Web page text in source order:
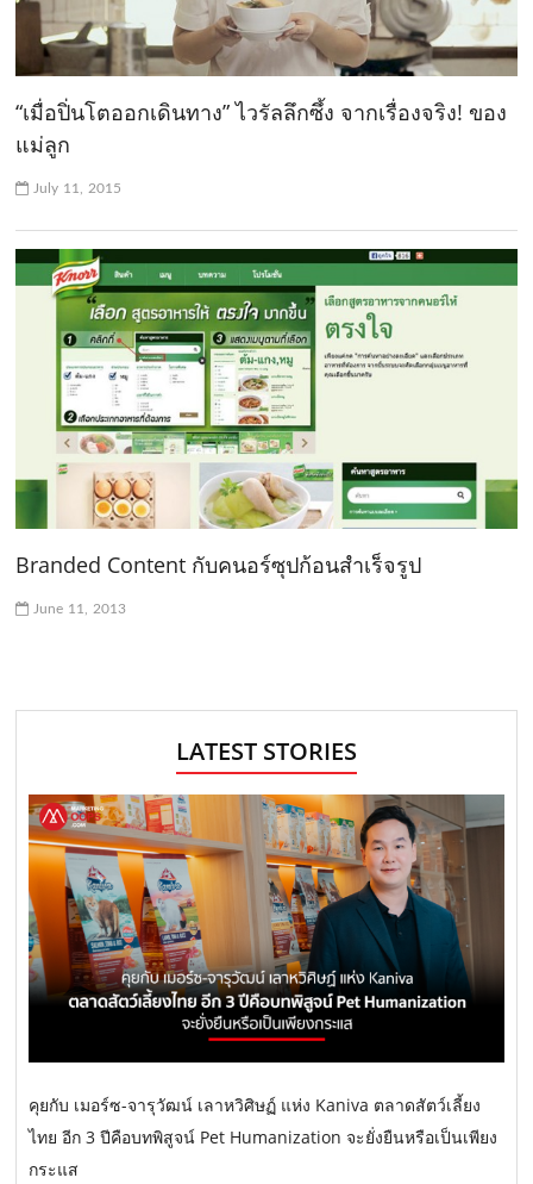
“เมื่อปิ่นโตออกเดินทาง” ไวรัลลึกซึ้ง จากเรื่องจริง! ของ
แม่ลูก
July 11, 2015
Branded Content กับคนอร์ซุปก้อนสำเร็จรูป
June 11, 2013
LATEST STORIES
คุยกับ เมอร์ซ-จารุวัฒน์ เลาหวิศิษฏ์ แห่ง Kaniva ตลาดสัตว์เลี้ยง
ไทย อีก 3 ปีคือบทพิสูจน์ Pet Humanization จะยั่งยืนหรือเป็นเพียง
กระแส